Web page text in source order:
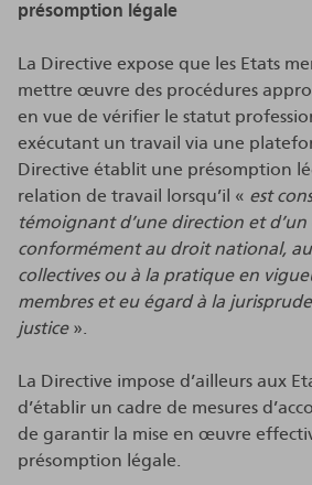
présomption légale
La Directive expose que les Etats
mettre œuvre des procédures
en vue de vérifier le statut
exécutant un travail via une
Directive établit une présomption
relation de travail lorsqu’il « est
témoignant d’une direction et
conformément au droit national,
collectives ou à la pratique en
membres et eu égard à la
justice ».
La Directive impose d’ailleurs aux
d’établir un cadre de mesures
de garantir la mise en œuvre
présomption légale.